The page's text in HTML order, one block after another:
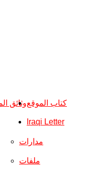
وثائق
مدارات
ملفات
كتاب الموقع
Iraqi Letter